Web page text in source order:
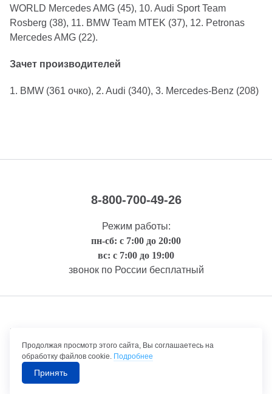
WORLD Mercedes AMG (45), 10. Audi Sport Team
Rosberg (38), 11. BMW Team MTEK (37), 12. Petronas
Mercedes AMG (22).
Зачет производителей
1. BMW (361 очко), 2. Audi (340), 3. Mercedes-Benz (208)
8-800-700-49-26
Режим работы:
пн-сб: с 7:00 до 20:00
вс: с 7:00 до 19:00
звонок по России бесплатный
Правовая информация
©1992-2026 ТрансТехСервис – продажа и обслуживание автомобилей.
Продолжая просмотр этого сайта, Вы соглашаетесь на
обработку файлов cookie. Подробнее
Принять